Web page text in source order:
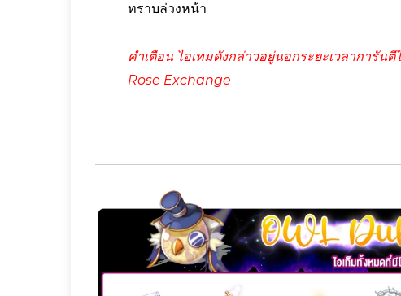
ทราบล่วงหน้า
คำเตือน ไอเทมดังกล่าวอยู่นอกระยะเวลาการัน
Rose Exchange